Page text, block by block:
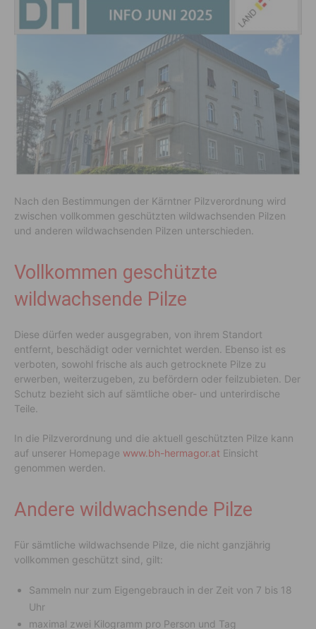
Nach den Bestimmungen der Kärntner Pilzverordnung wird
zwischen vollkommen geschützten wildwachsenden Pilzen
und anderen wildwachsenden Pilzen unterschieden.
Vollkommen geschützte
wildwachsende Pilze
Diese dürfen weder ausgegraben, von ihrem Standort
entfernt, beschädigt oder vernichtet werden. Ebenso ist es
verboten, sowohl frische als auch getrocknete Pilze zu
erwerben, weiterzugeben, zu befördern oder feilzubieten. Der
Schutz bezieht sich auf sämtliche ober- und unterirdische
Teile.
In die Pilzverordnung und die aktuell geschützten Pilze kann
auf unserer Homepage www.bh-hermagor.at Einsicht
genommen werden.
Andere wildwachsende Pilze
Für sämtliche wildwachsende Pilze, die nicht ganzjährig
vollkommen geschützt sind, gilt:
Sammeln nur zum Eigengebrauch in der Zeit von 7 bis 18
Uhr
maximal zwei Kilogramm pro Person und Tag